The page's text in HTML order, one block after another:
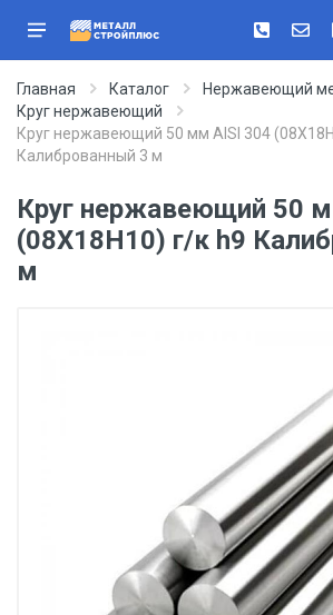
Главная Каталог
Нержавеющий
Круг нержавеющий
Круг нержавеющий 50 мм AISI 304
Калиброванный 3 м
Круг нержавеющий 50
(08Х18Н10) г/к h9
м